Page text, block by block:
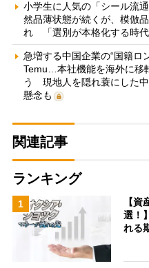
小学生に人気の「シール流
然品薄状態が続くが、模倣
れ 「選別が本格化する時代
急増する中国企業の“国籍ロ
Temu…本社機能を海外に移
う 現地人を隠れ蓑にした
懸念も
関連記事
ランキング
1
【
選！
れる